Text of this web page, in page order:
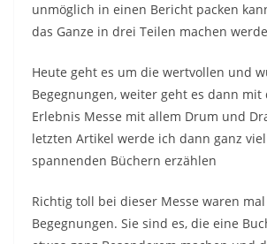
unmöglich in einen Bericht packen
das Ganze in drei Teilen machen
Heute geht es um die wertvollen und
Begegnungen, weiter geht es dann mit
Erlebnis Messe mit allem Drum und
letzten Artikel werde ich dann ganz
spannenden Büchern erzählen
Richtig toll bei dieser Messe waren
Begegnungen. Sie sind es, die eine